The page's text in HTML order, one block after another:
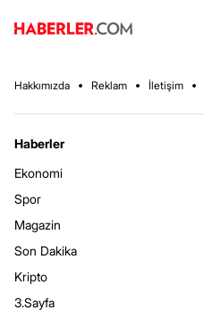
Hakkımızda Reklam İletişim
Haberler
Ekonomi
Spor
Magazin
Son Dakika
Kripto
3.Sayfa